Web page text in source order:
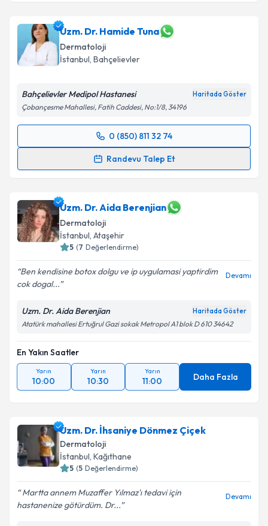
Uzm. Dr. Hamide Tuna
Dermatoloji
İstanbul, Bahçelievler
Bahçelievler Medipol Hastanesi Haritada Göster
Çobançesme Mahallesi, Fatih Caddesi, No:1/8, 34196
0 (850) 811 32 74
Randevu Talep Et
Randevu Takvimi Talebi
takvim hazırlandığında e-posta ile bilgilendireceğiz.
E-posta Adresiniz
Kişisel verilerimin işlenmesine ilişkin
kapsamda işlenmesini kabul ediyorum.
Uzm. Dr. Aida Berenjian
Dermatoloji
İstanbul, Ataşehir
5 (7 Değerlendirme)
Ben kendisine botox dolgu ve ip uygulamasi yaptirdim
cok dogal...
Devamı
Uzm. Dr. Aida Berenjian Haritada Göster
Atatürk mahallesi Ertuğrul Gazi sokak Metropol A1 blok D 610 34642
En Yakın Saatler
Yarın
10:00
Yarın
10:30
Yarın
11:00 Daha Fazla
Uzm. Dr. İhsaniye Dönmez Çiçek
Dermatoloji
İstanbul, Kağıthane
5 (5 Değerlendirme)
Martta annem Muzaffer Yılmaz'ı tedavi için
hastanenize götürdüm. Dr...
Devamı